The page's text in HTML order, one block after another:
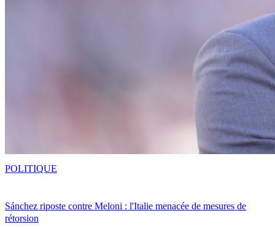
Sánchez riposte contre Meloni : l'Italie menacée de mesures de
rétorsion
POLITIQUE